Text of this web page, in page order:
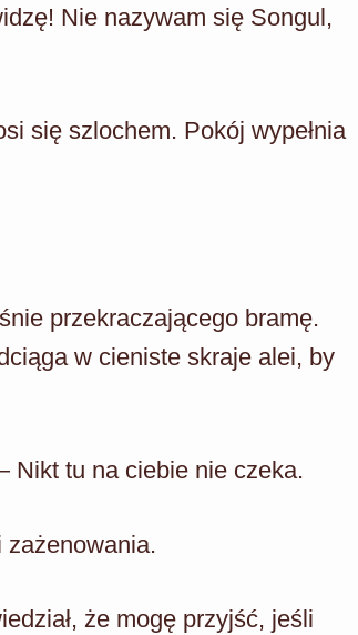
Nie nazywam się Songul,
się szlochem. Pokój wypełnia
przekraczającego bramę.
w cieniste skraje alei, by
tu na ciebie nie czeka.
zażenowania.
że mogę przyjść, jeśli